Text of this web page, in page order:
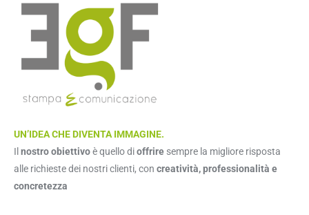
UN’IDEA CHE DIVENTA IMMAGINE.
Il nostro obiettivoè quello dioffrire sempre la migliore risposta
alle richieste dei nostri clienti, con creatività, professionalità e
concretezza